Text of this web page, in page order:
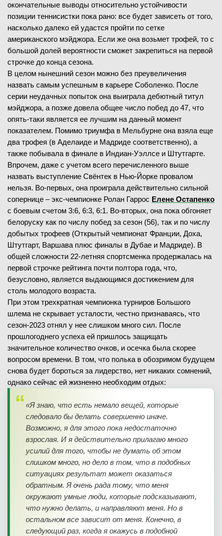
окончательные выводы относительно устойчивости
позиции теннисистки пока рано: все будет зависеть от того,
насколько далеко ей удастся пройти по сетке
американского мэйджора. Если же она возьмет трофей, то с
большой долей вероятности сможет закрепиться на первой
строчке до конца сезона.
В целом нынешний сезон можно без преувеличения
назвать самым успешным в карьере Соболенко. После
серии неудачных попыток она выиграла дебютный титул
мэйджора, а позже довела общее число побед до 47, что
опять-таки является ее лучшим на данный момент
показателем. Помимо триумфа в Мельбурне она взяла еще
два трофея (в Аделаиде и Мадриде соответственно), а
также побывала в финале в Индиан-Уэллсе и Штутгарте.
Впрочем, даже с учетом всего перечисленного выше
назвать выступление Свёнтек в Нью-Йорке провалом
нельзя. Во-первых, она проиграла действительно сильной
сопернице – экс-чемпионке Ролан Гаррос Елене Остапенко
с боевым счетом 3:6, 6:3, 6:1. Во-вторых, она пока обгоняет
белоруску как по числу побед за сезон (56), так и по числу
добытых трофеев (Открытый чемпионат Франции, Доха,
Штутгарт, Варшава плюс финалы в Дубае и Мадриде). В
общей сложности 22-летняя спортсменка продержалась на
первой строчке рейтинга почти полтора года, что,
безусловно, является выдающимся достижением для
столь молодого возраста.
При этом трехкратная чемпионка турниров Большого
шлема не скрывает усталости, честно признаваясь, что
сезон-2023 отнял у нее слишком много сил. После
прошлогоднего успеха ей пришлось защищать
значительное количество очков, и осечка была скорее
вопросом времени. В том, что полька в обозримом будущем
снова будет бороться за лидерство, нет никаких сомнений,
однако сейчас ей жизненно необходим отдых:
«Я знаю, что есть немало вещей, которые
следовало бы делать совершенно иначе.
Возможно, я для этого пока недостаточно
взрослая. И я действительно прилагаю много
усилий для того, чтобы не думать об этом
слишком много, но дело в том, что в подобных
ситуациях результат может оказаться
обратным. Я очень рада тому, что меня
окружают умные люди, которые подсказывают,
что нужно делать, и направляют меня. Но в
остальном все зависит от меня. Конечно, в
следующий раз, когда я окажусь в подобной